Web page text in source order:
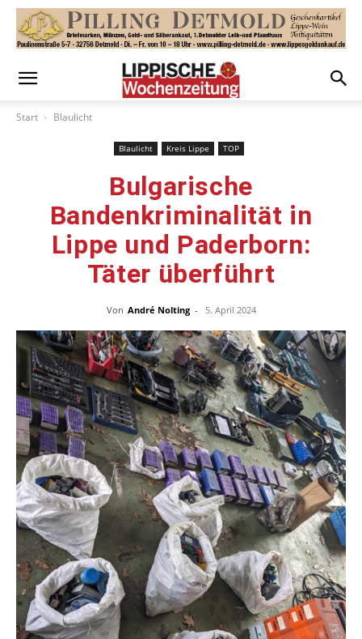
Start Blaulicht
Blaulicht Kreis Lippe TOP
Bulgarische
Bandenkriminalität in
Lippe und Paderborn:
Täter überführt
Von André Nolting - 5. April 2024